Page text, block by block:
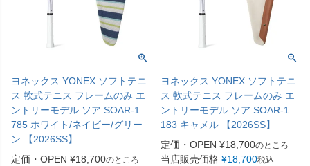
ヨネックス YONEX ソフトテニ
ス 軟式テニス フレームのみ エ
ントリーモデル ソア SOAR-1
785 ホワイト/ネイビー/グリー
ン 【2026SS】
定価・OPEN ¥18,700のところ
ヨネックス YONEX ソフトテニ
ス 軟式テニス フレームのみ エ
ントリーモデル ソア SOAR-1
183 キャメル 【2026SS】
定価・OPEN ¥18,700のところ
当店販売価格 ¥18,700税込